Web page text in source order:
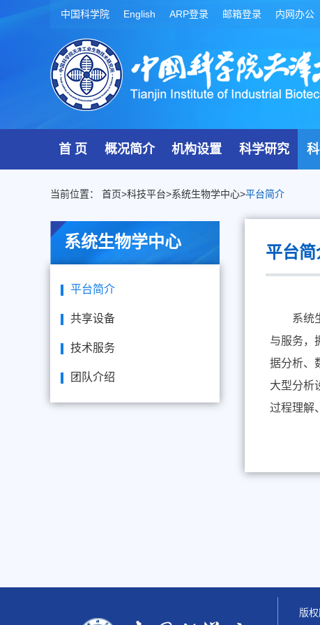
中国科学院 English ARP登录 邮箱登录 内网办公
首 页 概况简介 机构设置 科学研究
当前位置： 首页>科技平台>系统生物学中心>平台简介
系统生物学中心
平台简介
共享设备
技术服务
团队介绍
平台简
系统生
与服务，
据分析、
大型分析
过程理解
版